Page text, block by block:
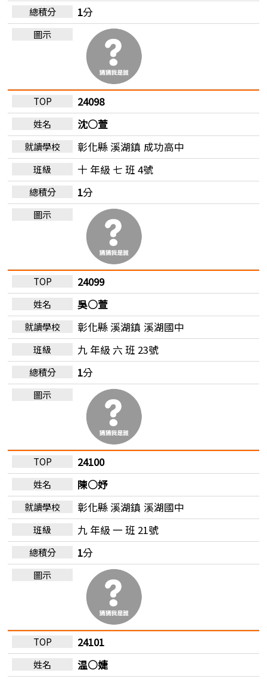
1分
24098
沈○萱
彰化縣 溪湖鎮 成功高中
十 年級 七 班 4號
1分
24099
吳○萱
彰化縣 溪湖鎮 溪湖國中
九 年級 六 班 23號
1分
24100
陳○妤
彰化縣 溪湖鎮 溪湖國中
九 年級 一 班 21號
1分
24101
温○婕